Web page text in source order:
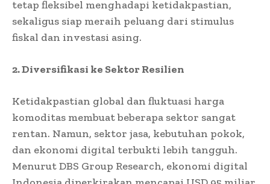
tetap fleksibel menghadapi ketidakpastian,
sekaligus siap meraih peluang dari stimulus
fiskal dan investasi asing.
2. Diversifikasi ke Sektor Resilien
Ketidakpastian global dan fluktuasi harga
komoditas membuat beberapa sektor sangat
rentan. Namun, sektor jasa, kebutuhan pokok,
dan ekonomi digital terbukti lebih tangguh.
Menurut DBS Group Research, ekonomi digital